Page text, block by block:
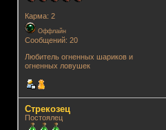
Карма: 2
Оффлайн
Сообщений: 20
Любитель огненных шариков и
огненных ловушек
Стрекозец
Постоялец